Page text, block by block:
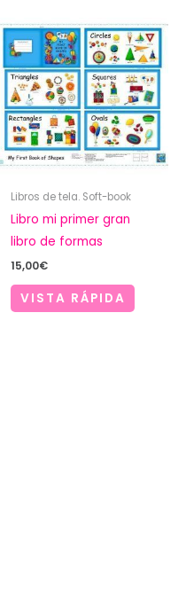
Libros de tela. Soft-book
Libro mi primer gran
libro de formas
15,00€
VISTA RÁPIDA